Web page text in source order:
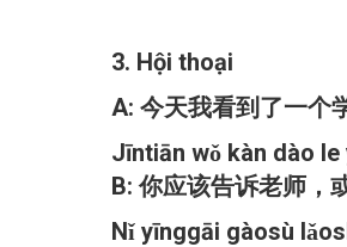
3. Hội thoại
A: 今天我看到了一个
Jīntiān wǒ kàn dào
B: 你应该告诉老师，
Nǐ yīnggāi gàosù